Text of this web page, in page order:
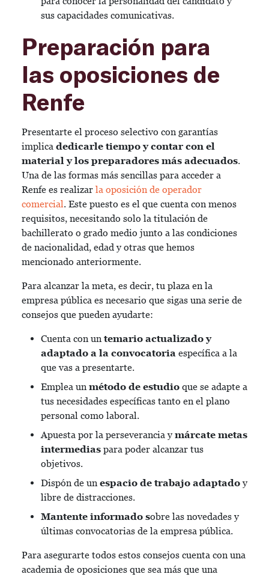
sus capacidades comunicativas.
Preparación para
las oposiciones de
Renfe
Presentarte el proceso selectivo con garantías
implica dedicarle tiempo y contar con el
material y los preparadores más adecuados.
Una de las formas más sencillas para acceder a
Renfe es realizar la oposición de operador
comercial. Este puesto es el que cuenta con menos
requisitos, necesitando solo la titulación de
bachillerato o grado medio junto a las condiciones
de nacionalidad, edad y otras que hemos
mencionado anteriormente.
Para alcanzar la meta, es decir, tu plaza en la
empresa pública es necesario que sigas una serie de
consejos que pueden ayudarte:
Cuenta con un temario actualizado y
adaptado a la convocatoria específica a la
que vas a presentarte.
Emplea un método de estudio que se adapte a
tus necesidades específicas tanto en el plano
personal como laboral.
Apuesta por la perseverancia y márcate metas
intermedias para poder alcanzar tus
objetivos.
Dispón de un espacio de trabajo adaptadoy
libre de distracciones.
Mantente informado sobre las novedades y
últimas convocatorias de la empresa pública.
Para asegurarte todos estos consejos cuenta con una
academia de oposiciones que sea más que una